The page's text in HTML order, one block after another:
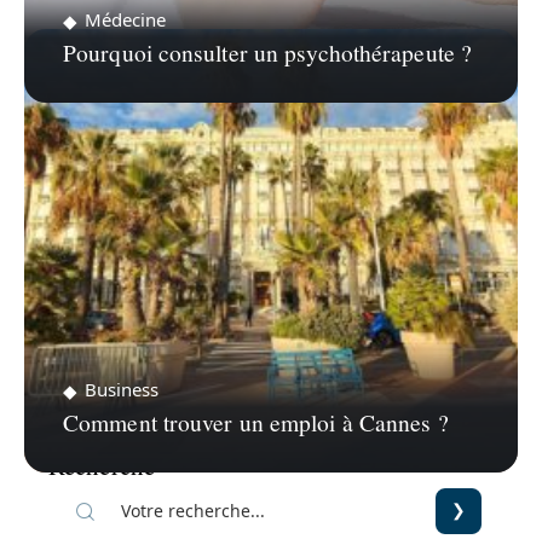
Médecine
Pourquoi consulter un psychothérapeute ?
Business
Comment trouver un emploi à Cannes ?
Recherche